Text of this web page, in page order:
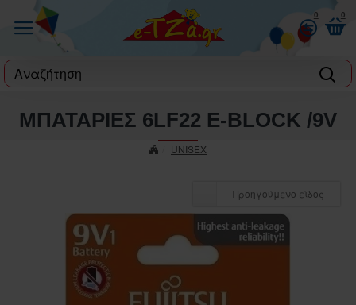
0 0
label
UNISEX
ΜΠΑΤΑΡΙΕΣ 6LF22 E-BLOCK /9V
Προηγούμενο είδος